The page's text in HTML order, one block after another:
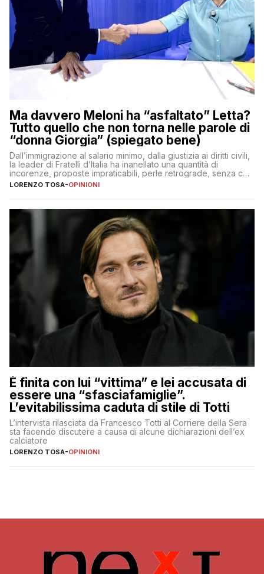
Ma davvero Meloni ha “asfaltato” Letta?
Tutto quello che non torna nelle parole di
“donna Giorgia” (spiegato bene)
Dall’immigrazione al salario minimo, dalla giustizia ai diritti civili,
la leader di Fratelli d’Italia ha inanellato una quantità di
incorenze, proposte impraticabili, perle retrograde, senza che
nessuno – a destra come a sinistra – glielo abbia fatto notare
LORENZO TOSA-OPINIONI
È finita con lui “vittima” e lei accusata di
essere una “sfasciafamiglie”.
L’evitabilissima caduta di stile di Totti
L’intervista rilasciata da Francesco Totti al Corriere della Sera
sta facendo discutere a causa di alcune dichiarazioni dell’ex
calciatore
LORENZO TOSA-OPINIONI